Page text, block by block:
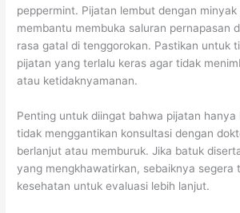
peppermint. Pijatan lembut dengan minyak
membantu membuka saluran pernapasan
rasa gatal di tenggorokan. Pastikan untuk
pijatan yang terlalu keras agar tidak
atau ketidaknyamanan.
Penting untuk diingat bahwa pijatan
tidak menggantikan konsultasi dengan
berlanjut atau memburuk. Jika batuk
yang mengkhawatirkan, sebaiknya segera
kesehatan untuk evaluasi lebih lanjut.